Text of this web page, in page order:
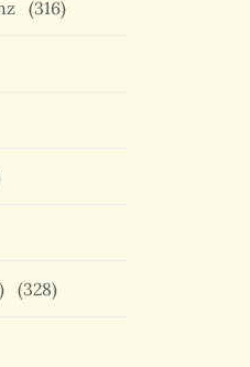
(316)
(328)